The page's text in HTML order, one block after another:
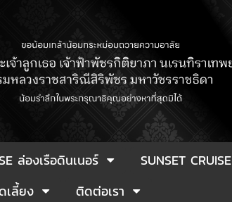
ล่องเรือดินเนอร์ SUNSET CRUISE
เลี้ยง ติดต่อเรา